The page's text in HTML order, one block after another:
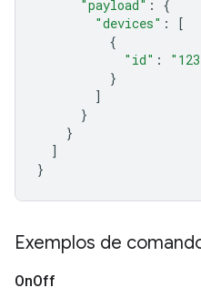
"payload" :
{
"devices" :
[
{
"id" :
}
]
}
}
]
}
Exemplos de
OnOff